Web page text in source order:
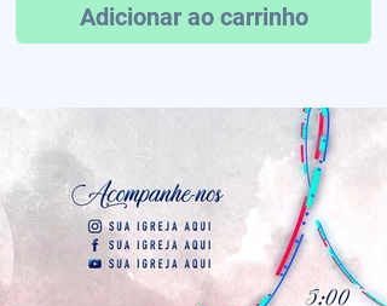
Adicionar ao carrinho